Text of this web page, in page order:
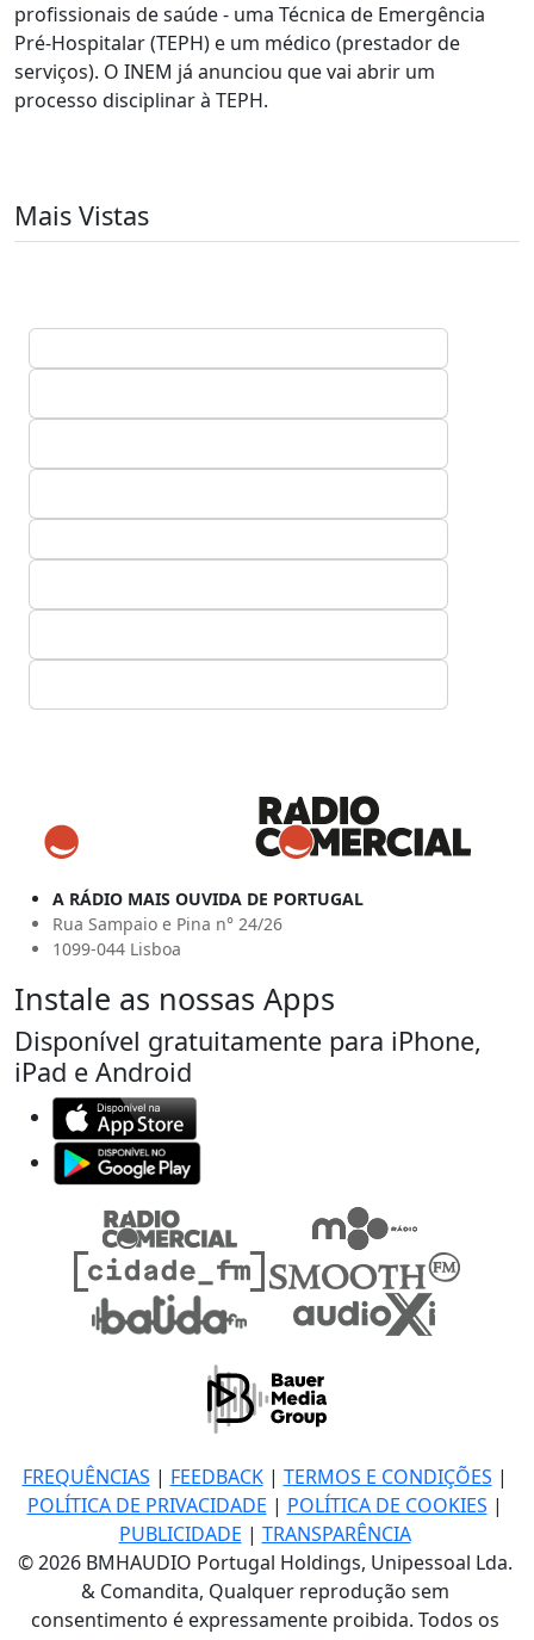
profissionais de saúde - uma Técnica de Emergência
Pré-Hospitalar (TEPH) e um médico (prestador de
serviços). O INEM já anunciou que vai abrir um
processo disciplinar à TEPH.
Mais Vistas
A RÁDIO MAIS OUVIDA DE PORTUGAL
Rua Sampaio e Pina n° 24/26
1099-044 Lisboa
Instale as nossas Apps
Disponível gratuitamente para iPhone,
iPad e Android
FREQUÊNCIAS | FEEDBACK| TERMOS E CONDIÇÕES |
POLÍTICA DE PRIVACIDADE | POLÍTICA DE COOKIES |
PUBLICIDADE | TRANSPARÊNCIA
© 2026 BMHAUDIO Portugal Holdings, Unipessoal Lda.
& Comandita, Qualquer reprodução sem
consentimento é expressamente proibida. Todos os